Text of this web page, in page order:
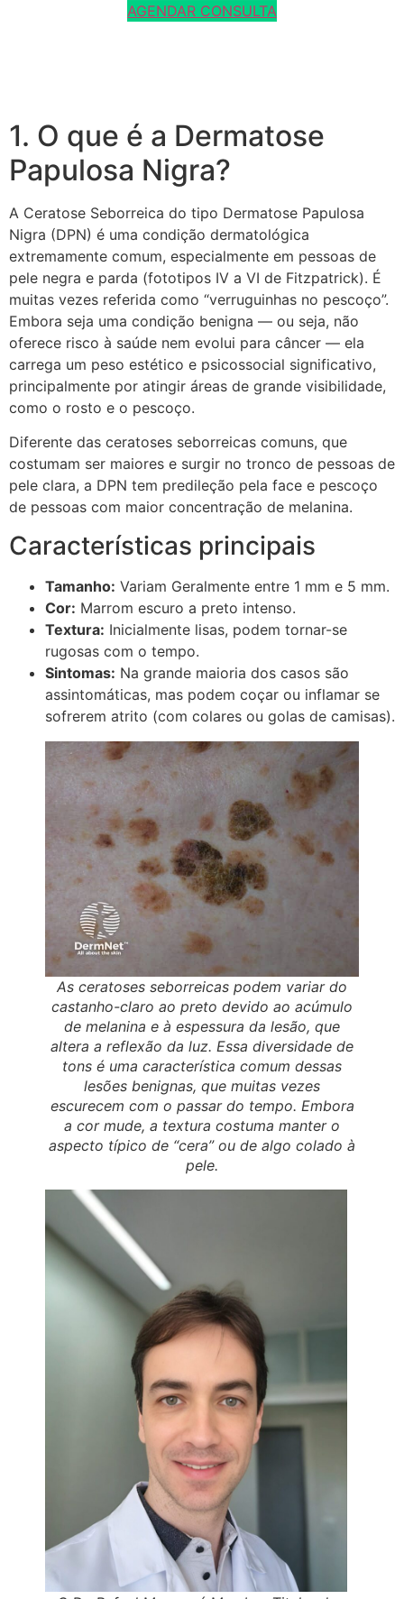
AGENDAR CONSULTA
1. O que é a Dermatose
Papulosa Nigra?
A Ceratose Seborreica do tipo Dermatose Papulosa
Nigra (DPN) é uma condição dermatológica
extremamente comum, especialmente em pessoas de
pele negra e parda (fototipos IV a VI de Fitzpatrick). É
muitas vezes referida como “verruguinhas no pescoço”.
Embora seja uma condição benigna — ou seja, não
oferece risco à saúde nem evolui para câncer — ela
carrega um peso estético e psicossocial significativo,
principalmente por atingir áreas de grande visibilidade,
como o rosto e o pescoço.
Diferente das ceratoses seborreicas comuns, que
costumam ser maiores e surgir no tronco de pessoas de
pele clara, a DPN tem predileção pela face e pescoço
de pessoas com maior concentração de melanina.
Características principais
Tamanho: Variam Geralmente entre 1 mm e 5 mm.
Cor: Marrom escuro a preto intenso.
Textura: Inicialmente lisas, podem tornar-se
rugosas com o tempo.
Sintomas: Na grande maioria dos casos são
assintomáticas, mas podem coçar ou inflamar se
sofrerem atrito (com colares ou golas de camisas).
As ceratoses seborreicas podem variar do
castanho-claro ao preto devido ao acúmulo
de melanina e à espessura da lesão, que
altera a reflexão da luz. Essa diversidade de
tons é uma característica comum dessas
lesões benignas, que muitas vezes
escurecem com o passar do tempo. Embora
a cor mude, a textura costuma manter o
aspecto típico de “cera” ou de algo colado à
pele.